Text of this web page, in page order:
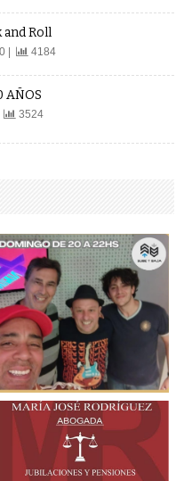
and Roll
| 4184
AÑOS
3524